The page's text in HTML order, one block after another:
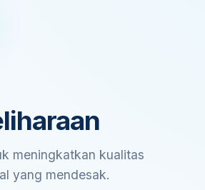
meningkatkan kualitas
yang mendesak.